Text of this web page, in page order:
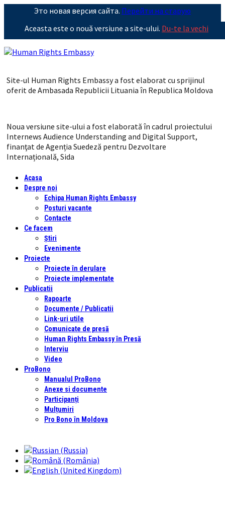
Это новая версия сайта. Перейти на старую
Aceasta este o nouă versiune a site-ului. Du-te la vechi
Site-ul Human Rights Embassy a fost elaborat cu sprijinul
oferit de Ambasada Republicii Lituania în Republica Moldova
Noua versiune site-ului a fost elaborată în cadrul proiectului
Internews Audience Understanding and Digital Support,
finanţat de Agenția Suedeză pentru Dezvoltare
Internațională, Sida
Acasa
Despre noi
Echipa Human Rights Embassy
Posturi vacante
Contacte
Ce facem
Știri
Evenimente
Proiecte
Proiecte în derulare
Proiecte implementate
Publicatii
Rapoarte
Documente / Publicatii
Link-uri utile
Comunicate de presă
Human Rights Embassy în Presă
Interviu
Video
ProBono
Manualul ProBono
Anexe si documente
Participanți
Mulțumiri
Pro Bono în Moldova